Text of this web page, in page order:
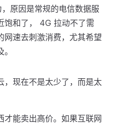
原因是常规的电信数据服
饱和了， 4G 拉动不了需
网速去刺激消费，尤其希望
，现在不是太少了，而是太
才能卖出高价。如果互联网